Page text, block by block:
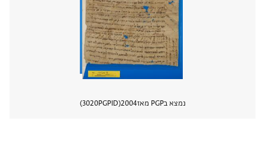
נמצא בPGP מאז 2004
PGPID
3020